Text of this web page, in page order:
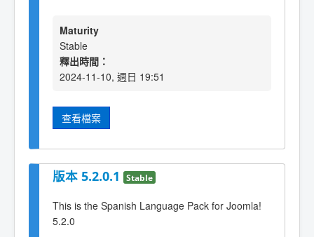
Maturity
Stable
釋出時間：
2024-11-10, 週日 19:51
查看檔案
版本 5.2.0.1 Stable
This is the Spanish Language Pack for Joomla!
5.2.0